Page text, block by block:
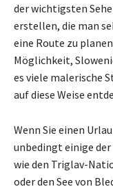
der wichtigsten
erstellen, die man
eine Route zu
Möglichkeit,
es viele malerische
auf diese Weise
Wenn Sie einen
unbedingt einige
wie den Triglav-
oder den See von